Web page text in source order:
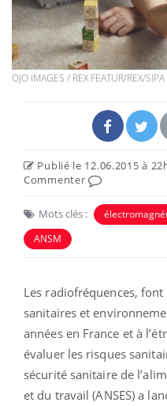
OJO IMAGES / REX FEATUR/REX/SIPA
Publié le 12.06.2015 à
Commenter
Mots clés :
ANSM
Les radiofréquences,
sanitaires et
années en France et à
évaluer les risques
sécurité sanitaire de
et du travail (ANSES) a